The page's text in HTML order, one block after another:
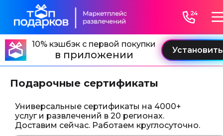
10% кэшбэк с первой покупки
в приложении
Подарочные сертификаты
Универсальные сертификаты на 4000+
услуг и развлечений в 20 регионах.
Доставим сейчас. Работаем круглосуточно.